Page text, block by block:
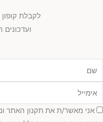
לקבלת קופון
ועדכונים
אני מאשר/ת את תקנון האתר